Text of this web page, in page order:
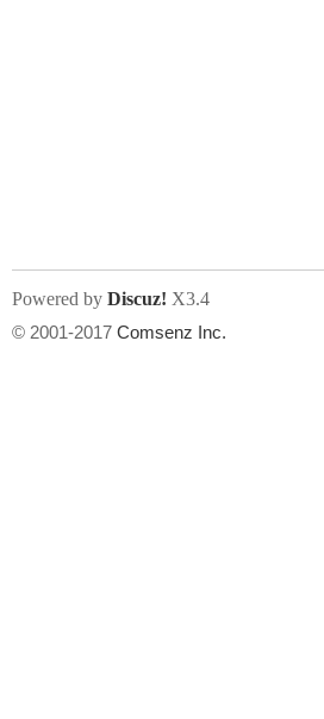
Powered by Discuz! X3.4
© 2001-2017 Comsenz Inc.